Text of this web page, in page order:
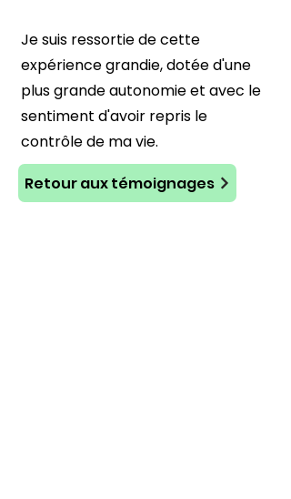
Je suis ressortie de cette
expérience grandie, dotée d'une
plus grande autonomie et avec le
sentiment d'avoir repris le
contrôle de ma vie.
Retour aux témoignages